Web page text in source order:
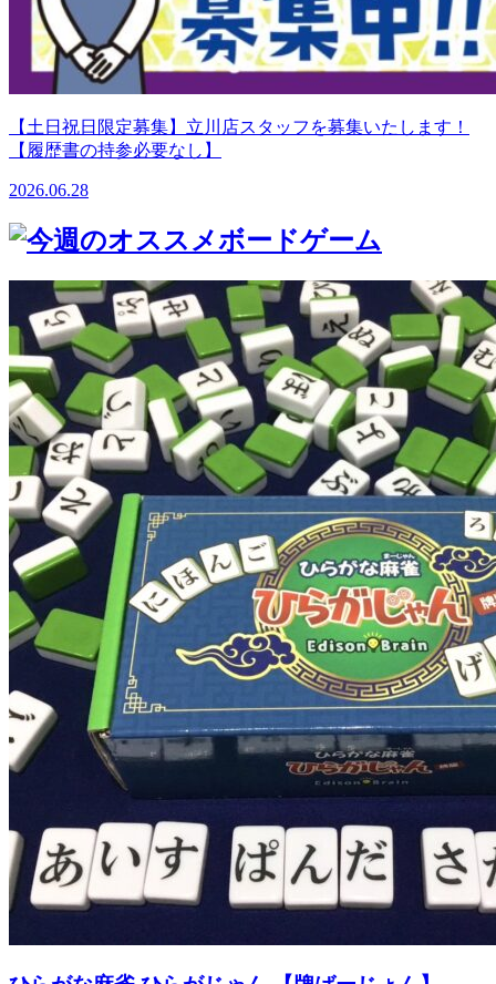
【土日祝日限定募集】立川店スタッフを募集いたします！
【履歴書の持参必要なし】
2026.06.28